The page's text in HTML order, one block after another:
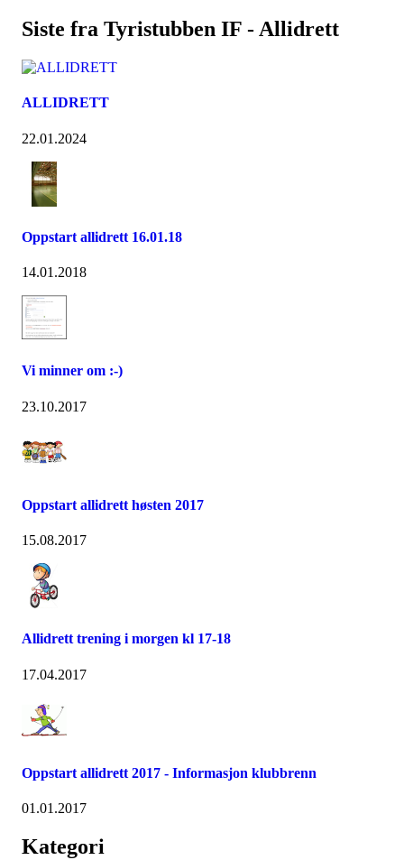
Siste fra Tyristubben IF - Allidrett
ALLIDRETT
22.01.2024
Oppstart allidrett 16.01.18
14.01.2018
Vi minner om :-)
23.10.2017
Oppstart allidrett høsten 2017
15.08.2017
Allidrett trening i morgen kl 17-18
17.04.2017
Oppstart allidrett 2017 - Informasjon klubbrenn
01.01.2017
Kategori